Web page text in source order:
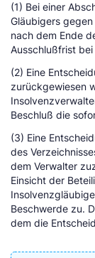
(1) Bei einer
Gläubigers
nach dem Ende
Ausschlußfrist
(2) Eine
zurückgewiesen
Beschluß die
(3) Eine
des
dem Verwalter
Einsicht der
Beschwerde zu.
dem die